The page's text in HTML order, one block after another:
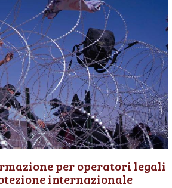
per operatori legali
internazionale